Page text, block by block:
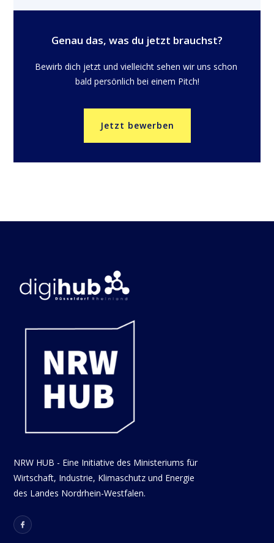
Genau das, was du jetzt brauchst?
Bewirb dich jetzt und vielleicht sehen wir uns schon
bald persönlich bei einem Pitch!
Jetzt bewerben
NRW HUB - Eine Initiative des Ministeriums für
Wirtschaft, Industrie, Klimaschutz und Energie
des Landes Nordrhein-Westfalen.